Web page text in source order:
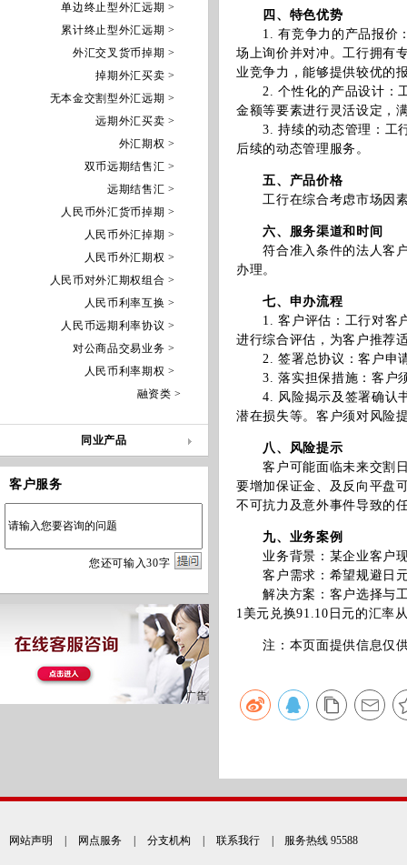
单边终止型外汇远期 >
累计终止型外汇远期 >
外汇交叉货币掉期 >
掉期外汇买卖 >
无本金交割型外汇远期 >
远期外汇买卖 >
外汇期权 >
双币远期结售汇 >
远期结售汇 >
人民币外汇货币掉期 >
人民币外汇掉期 >
人民币外汇期权 >
人民币对外汇期权组合 >
人民币利率互换 >
人民币远期利率协议 >
对公商品交易业务 >
人民币利率期权 >
融资类 >
同业产品
客户服务
您还可输入30字
四、特色优势
1. 有竞争力的产品报价：
场上询价并对冲。工行拥有
业竞争力，能够提供较优的
2. 个性化的产品设计：工
金额等要素进行灵活设定，
3. 持续的动态管理：工行
后续的动态管理服务。
五、产品价格
工行在综合考虑市场因素
六、服务渠道和时间
符合准入条件的法人客户
办理。
七、申办流程
1. 客户评估：工行对客户
进行综合评估，为客户推荐
2. 签署总协议：客户申请
3. 落实担保措施：客户须
4. 风险揭示及签署确认书
潜在损失等。客户须对风险
八、风险提示
客户可能面临未来交割日
要增加保证金、及反向平盘
不可抗力及意外事件导致的
九、业务案例
业务背景：某企业客户现
客户需求：希望规避日元
解决方案：客户选择与工
1美元兑换91.10日元的汇率
注：本页面提供信息仅供
网站声明 网点服务 分支机构 联系我行 | 服务热线 95588